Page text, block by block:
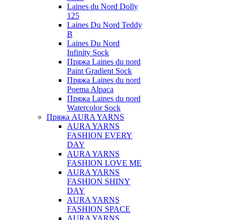
Laines du Nord Dolly
125
Laines Du Nord Teddy
B
Laines Du Nord
Infinity Sock
Пряжа Laines du nord
Paint Gradient Sock
Пряжа Laines du nord
Poema Alpaca
Пряжа Laines du nord
Watercolor Sock
Пряжа AURA YARNS
AURA YARNS
FASHION EVERY
DAY
AURA YARNS
FASHION LOVE ME
AURA YARNS
FASHION SHINY
DAY
AURA YARNS
FASHION SPACE
AURA YARNS